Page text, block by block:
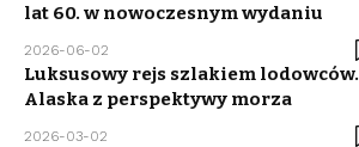
lat 60. w nowoczesnym wydaniu
2026-06-02
Luksusowy rejs szlakiem lodowców.
Alaska z perspektywy morza
2026-03-02